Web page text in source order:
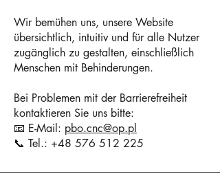
Wir bemühen uns, unsere Website
übersichtlich, intuitiv und für alle Nutzer
zugänglich zu gestalten, einschließlich
Menschen mit Behinderungen.
Bei Problemen mit der Barrierefreiheit
kontaktieren Sie uns bitte:
📧 E-Mail: pbo.cnc@op.pl
📞 Tel.: +48 576 512 225